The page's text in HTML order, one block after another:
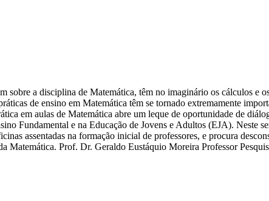
sobre a disciplina de Matemática, têm no imaginário os cálculos e
de ensino em Matemática têm se tornado extremamente
em aulas de Matemática abre um leque de oportunidade de
Fundamental e na Educação de Jovens e Adultos (EJA). Neste
assentadas na formação inicial de professores, e procura
Matemática. Prof. Dr. Geraldo Eustáquio Moreira Professor